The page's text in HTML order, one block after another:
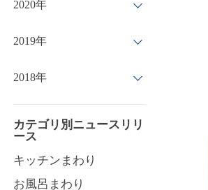
2020年
2019年
2018年
カテゴリ別ニュースリリ
ース
キッチンまわり
お風呂まわり